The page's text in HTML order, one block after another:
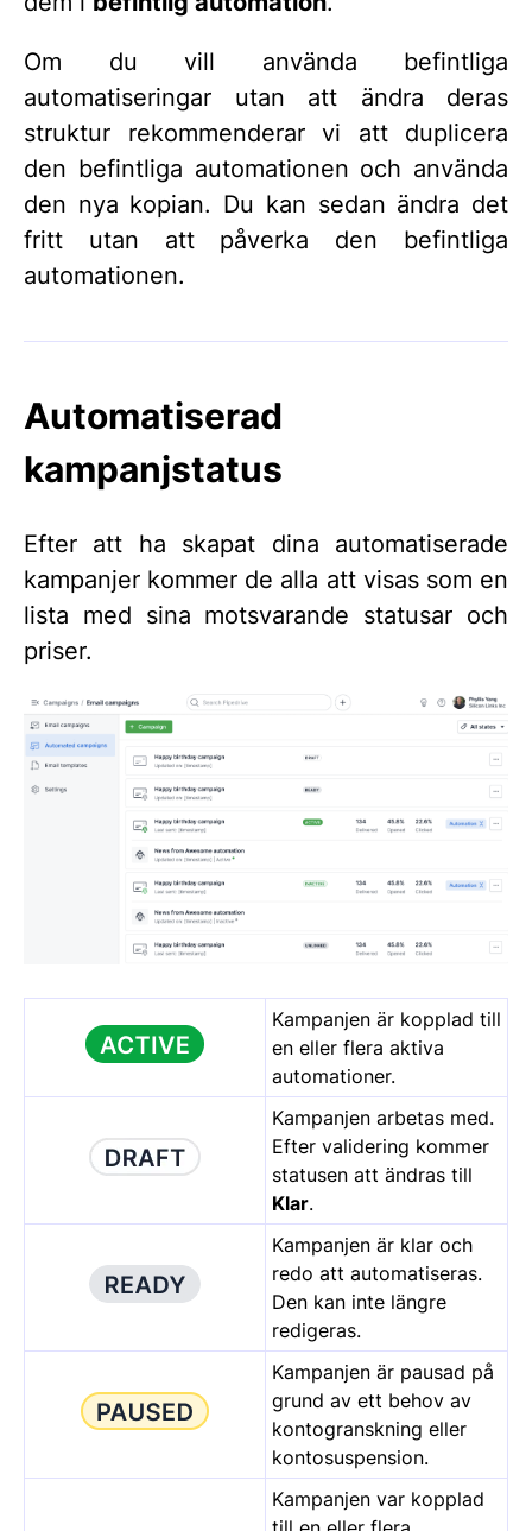
Om du vill använda befintliga
automatiseringar utan att ändra deras
struktur rekommenderar vi att duplicera
den befintliga automationen och använda
den nya kopian. Du kan sedan ändra det
fritt utan att påverka den befintliga
automationen.
Automatiserad
kampanjstatus
Efter att ha skapat dina automatiserade
kampanjer kommer de alla att visas som en
lista med sina motsvarande statusar och
priser.
Kampanjen är kopplad till
en eller flera aktiva
automationer.
Kampanjen arbetas med.
Efter validering kommer
statusen att ändras till
Klar.
Kampanjen är klar och
redo att automatiseras.
Den kan inte längre
redigeras.
Kampanjen är pausad på
grund av ett behov av
kontogranskning eller
kontosuspension.
Kampanjen var kopplad